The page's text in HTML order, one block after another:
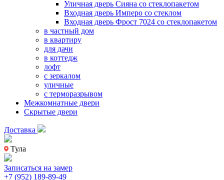
Уличная дверь Сияна со стеклопакетом
Входная дверь Имперо со стеклом
Входная дверь Фрост 7024 со стеклопакетом
в частный дом
в квартиру
для дачи
в коттедж
лофт
с зеркалом
уличные
с терморазрывом
Межкомнатные двери
Скрытые двери
Доставка
Тула
Записаться на замер
+7 (952) 189-89-49